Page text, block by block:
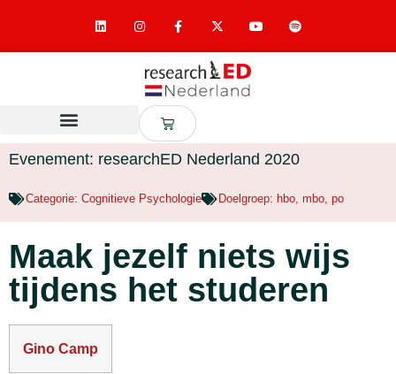
Evenement: researchED Nederland 2020
Categorie: Cognitieve Psychologie Doelgroep: hbo mbo po
Maak jezelf niets wijs
tijdens het studeren
Gino Camp